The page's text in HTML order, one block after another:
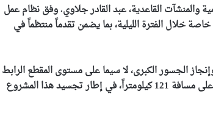
القاعدية، عبد القادر جلاوي،وفق نظام عمل
خاصة خلال الفترة الليلية، بما يضمن تقدماً منتظماً في
الجسور الكبرى، لا سيما على مستوى المقطع الرابط
بين بوشقوف بولاية قالمة والذريعة بولاية سوق أهراس، الممتد على مسافة 121 كيلومتراً، في إطار تجسيد هذا المشروع